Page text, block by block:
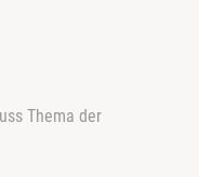
Thema der